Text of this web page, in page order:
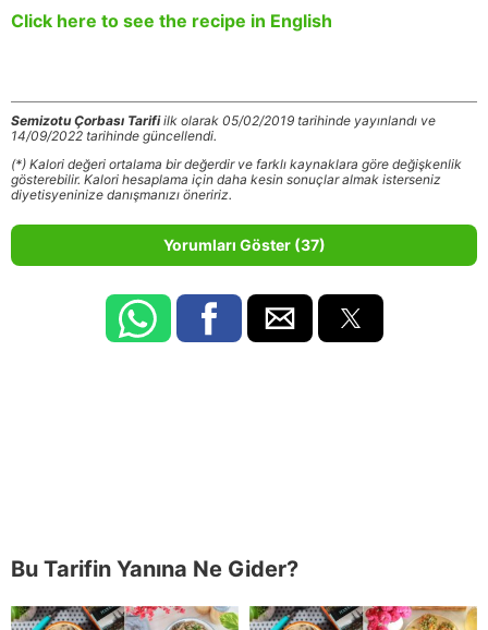
Click here to see the recipe in English
Semizotu Çorbası Tarifiilk olarak 05/02/2019 tarihinde yayınlandı ve
14/09/2022 tarihinde güncellendi.
(*) Kalori değeri ortalama bir değerdir ve farklı kaynaklara göre değişkenlik
gösterebilir. Kalori hesaplama için daha kesin sonuçlar almak isterseniz
diyetisyeninize danışmanızı öneririz.
Yorumları Göster (37)
Bu Tarifin Yanına Ne Gider?